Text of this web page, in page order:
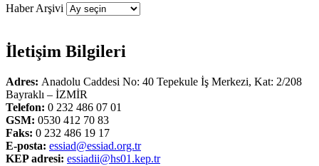
Haber Arşivi
İletişim Bilgileri
Adres: Anadolu Caddesi No: 40 Tepekule İş Merkezi, Kat: 2/208
Bayraklı – İZMİR
Telefon: 0 232 486 07 01
GSM: 0530 412 70 83
Faks: 0 232 486 19 17
E-posta: essiad@essiad.org.tr
KEP adresi: essiadii@hs01.kep.tr